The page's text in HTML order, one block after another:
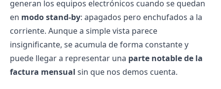
generan los equipos electrónicos cuando se quedan
en modo stand-by: apagados pero enchufados a la
corriente. Aunque a simple vista parece
insignificante, se acumula de forma constante y
puede llegar a representar una parte notable de la
factura mensual sin que nos demos cuenta.